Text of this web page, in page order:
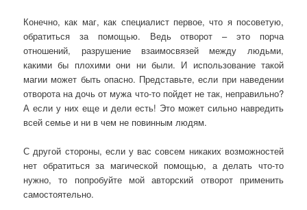
Конечно, как маг, как специалист первое, что я посоветую,
обратиться за помощью. Ведь отворот – это порча
отношений, разрушение взаимосвязей между людьми,
какими бы плохими они ни были. И использование такой
магии может быть опасно. Представьте, если при наведении
отворота на дочь от мужа что-то пойдет не так, неправильно?
А если у них еще и дели есть! Это может сильно навредить
всей семье и ни в чем не повинным людям.
С другой стороны, если у вас совсем никаких возможностей
нет обратиться за магической помощью, а делать что-то
нужно, то попробуйте мой авторский отворот применить
самостоятельно.